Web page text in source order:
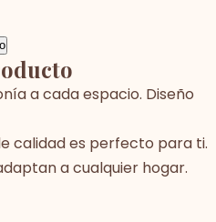
a cada espacio. Diseño
calidad es perfecto para ti.
a cualquier hogar.